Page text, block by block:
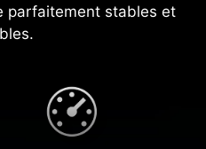
parfaitement stables et